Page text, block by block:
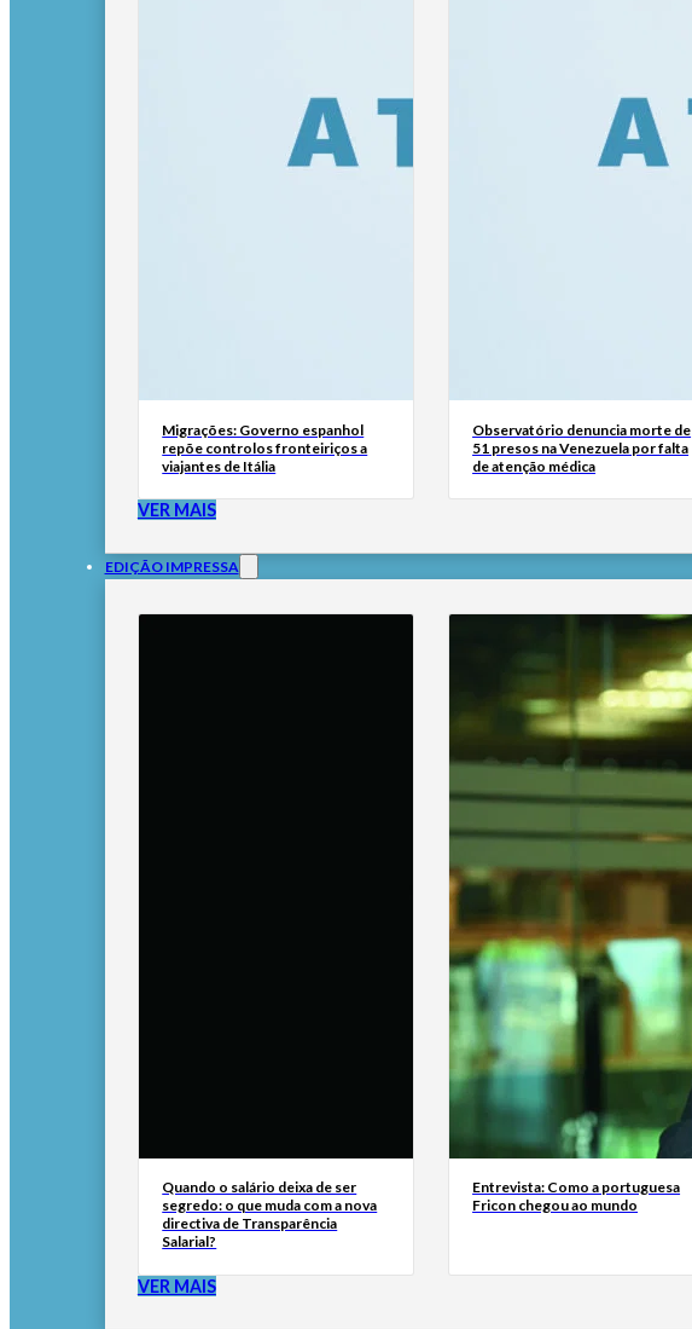
Migrações: Governo espanhol
repõe controlos fronteiriços a
viajantes de Itália
Observatório denuncia morte de
51 presos na Venezuela por falta
de atenção médica
VER MAIS
EDIÇÃO IMPRESSA
Quando o salário deixa de ser
segredo: o que muda com a nova
directiva de Transparência
Salarial?
Entrevista: Como a portuguesa
Fricon chegou ao mundo
VER MAIS